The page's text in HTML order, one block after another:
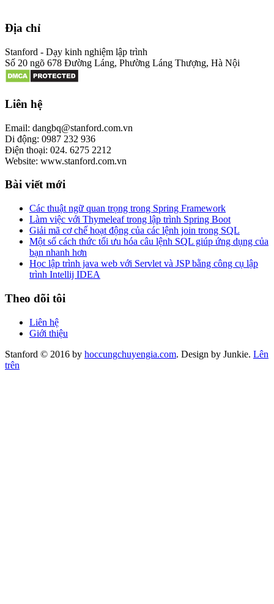
Địa chỉ
Stanford - Dạy kinh nghiệm lập trình
Số 20 ngõ 678 Đường Láng, Phường Láng Thượng, Hà Nội
Liên hệ
Email: dangbq@stanford.com.vn
Di động: 0987 232 936
Điện thoại: 024. 6275 2212
Website: www.stanford.com.vn
Bài viết mới
Các thuật ngữ quan trọng trong Spring Framework
Làm việc với Thymeleaf trong lập trình Spring Boot
Giải mã cơ chế hoạt động của các lệnh join trong SQL
Một số cách thức tối ưu hóa câu lệnh SQL giúp ứng dụng của
bạn nhanh hơn
Học lập trình java web với Servlet và JSP bằng công cụ lập
trình Intellij IDEA
Theo dõi tôi
Liên hệ
Giới thiệu
Stanford © 2016 by hoccungchuyengia.com. Design by Junkie. Lên
trên